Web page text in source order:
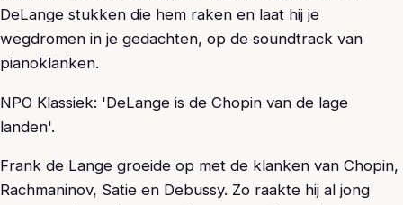
DeLange stukken die hem raken en laat hij je
wegdromen in je gedachten, op de soundtrack van
pianoklanken.
NPO Klassiek: 'DeLange is de Chopin van de lage
landen'.
Frank de Lange groeide op met de klanken van Chopin,
Rachmaninov, Satie en Debussy. Zo raakte hij al jong